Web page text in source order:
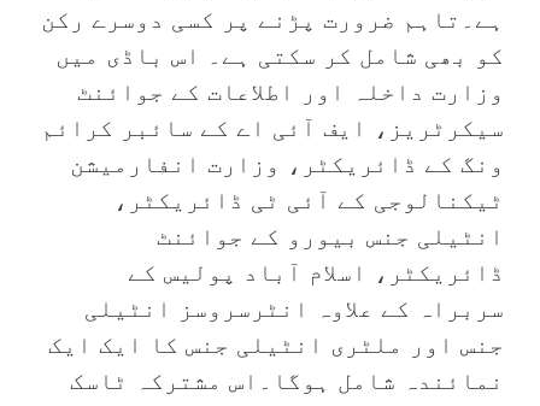
ہے۔تاہم ضرورت پڑنے پر کسی دوسرے رکن
کو بھی شامل کر سکتی ہے۔ اس باڈی میں
وزارت داخلہ اور اطلاعات کے جوائنٹ
سیکرٹریز، ایف آئی اے کے سائبر کرائم
ونگ کے ڈائریکٹر، وزارت انفارمیشن
ٹیکنالوجی کے آئی ٹی ڈائریکٹر،
انٹیلی جنس بیورو کے جوائنٹ
ڈائریکٹر، اسلام آباد پولیس کے
سربراہ کے علاوہ انٹرسروسز انٹیلی
جنس اور ملٹری انٹیلی جنس کا ایک ایک
نمائندہ شامل ہوگا۔اس مشترکہ ٹاسک